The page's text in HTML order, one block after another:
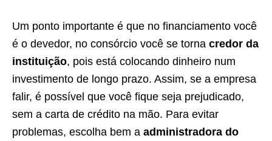
Um ponto importante é que no financiamento você
é o devedor, no consórcio você se torna credor da
instituição, pois está colocando dinheiro num
investimento de longo prazo. Assim, se a empresa
falir, é possível que você fique seja prejudicado,
sem a carta de crédito na mão. Para evitar
problemas, escolha bem a administradora do